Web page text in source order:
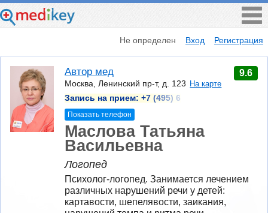
Не определен Вход Регистрация
Автор мед
Москва, Ленинский пр-т, д. 123 На карте
Запись на прием: +7 (495) 6
Показать телефон
9.6
Маслова Татьяна
Васильевна
Логопед
Психолог-логопед. Занимается лечением
различных нарушений речи у детей:
картавости, шепелявости, заикания,